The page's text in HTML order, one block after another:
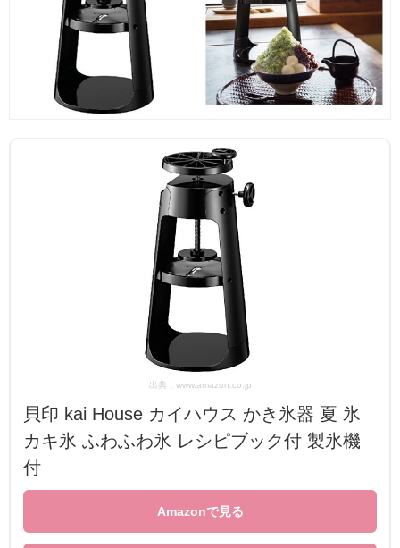
出典：www.amazon.co.jp
貝印 kai House カイハウス かき氷器 夏 氷
カキ氷 ふわふわ氷 レシピブック付 製氷機
付
Amazonで見る